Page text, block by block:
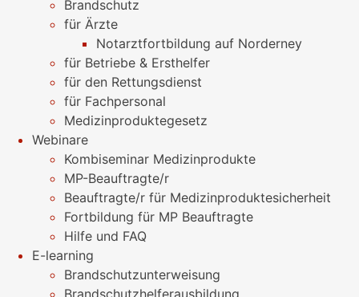
Brandschutz
für Ärzte
Notarztfortbildung auf Norderney
für Betriebe & Ersthelfer
für den Rettungsdienst
für Fachpersonal
Medizinproduktegesetz
Webinare
Kombiseminar Medizinprodukte
MP-Beauftragte/r
Beauftragte/r für Medizinproduktesicherheit
Fortbildung für MP Beauftragte
Hilfe und FAQ
E-learning
Brandschutzunterweisung
Brandschutzhelferausbildung